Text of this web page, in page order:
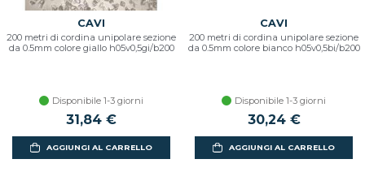
CAVI
200 metri di cordina unipolare sezione
da 0.5mm colore giallo h05v0,5gi/b200
Disponibile 1-3 giorni
31,84 €
AGGIUNGI AL CARRELLO
CAVI
200 metri di cordina unipolare sezione
da 0.5mm colore bianco h05v0,5bi/b200
Disponibile 1-3 giorni
30,24 €
AGGIUNGI AL CARRELLO